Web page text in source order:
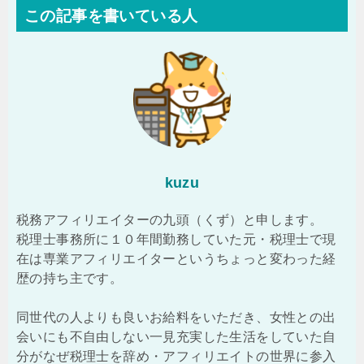
この記事を書いている人
kuzu
税務アフィリエイターの九頭（くず）と申します。
税理士事務所に１０年間勤務していた元・税理士で現
在は専業アフィリエイターというちょっと変わった経
歴の持ち主です。
同世代の人よりも良いお給料をいただき、女性との出
会いにも不自由しない一見充実した生活をしていた自
分がなぜ税理士を辞め・アフィリエイトの世界に参入